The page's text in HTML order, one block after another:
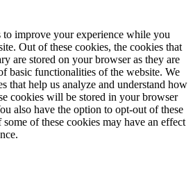
to improve your experience while you
Out of these cookies, the cookies that
are stored on your browser as they are
basic functionalities of the website. We
that help us analyze and understand how
cookies will be stored in your browser
also have the option to opt-out of these
of these cookies may have an effect